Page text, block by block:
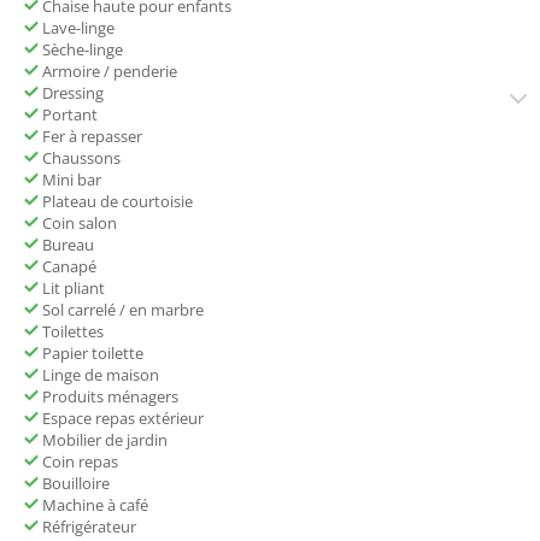
Chaise haute pour enfants
Lave-linge
Sèche-linge
Armoire / penderie
Dressing
Portant
Fer à repasser
Chaussons
Mini bar
Plateau de courtoisie
Coin salon
Bureau
Canapé
Lit pliant
Sol carrelé / en marbre
Toilettes
Papier toilette
Linge de maison
Produits ménagers
Espace repas extérieur
Mobilier de jardin
Coin repas
Bouilloire
Machine à café
Réfrigérateur